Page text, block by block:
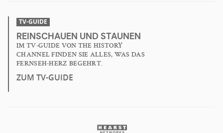
TV-GUIDE
REINSCHAUEN UND STAUNEN
IM TV-GUIDE VON THE HISTORY
CHANNEL FINDEN SIE ALLES, WAS DAS
FERNSEH-HERZ BEGEHRT.
ZUM TV-GUIDE